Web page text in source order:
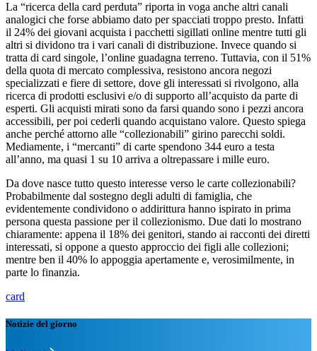
La “ricerca della card perduta” riporta in voga anche altri canali
analogici che forse abbiamo dato per spacciati troppo presto. Infatti
il 24% dei giovani acquista i pacchetti sigillati online mentre tutti gli
altri si dividono tra i vari canali di distribuzione. Invece quando si
tratta di card singole, l’online guadagna terreno. Tuttavia, con il 51%
della quota di mercato complessiva, resistono ancora negozi
specializzati e fiere di settore, dove gli interessati si rivolgono, alla
ricerca di prodotti esclusivi e/o di supporto all’acquisto da parte di
esperti. Gli acquisti mirati sono da farsi quando sono i pezzi ancora
accessibili, per poi cederli quando acquistano valore. Questo spiega
anche perché attorno alle “collezionabili” girino parecchi soldi.
Mediamente, i “mercanti” di carte spendono 344 euro a testa
all’anno, ma quasi 1 su 10 arriva a oltrepassare i mille euro.
Da dove nasce tutto questo interesse verso le carte collezionabili?
Probabilmente dal sostegno degli adulti di famiglia, che
evidentemente condividono o addirittura hanno ispirato in prima
persona questa passione per il collezionismo. Due dati lo mostrano
chiaramente: appena il 18% dei genitori, stando ai racconti dei diretti
interessati, si oppone a questo approccio dei figli alle collezioni;
mentre ben il 40% lo appoggia apertamente e, verosimilmente, in
parte lo finanzia.
card
Notizie del giorno